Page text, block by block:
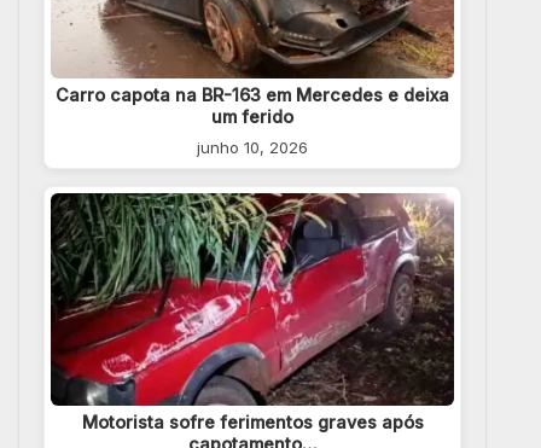
Carro capota na BR-163 em Mercedes e deixa
um ferido
junho 10, 2026
Motorista sofre ferimentos graves após
capotamento…